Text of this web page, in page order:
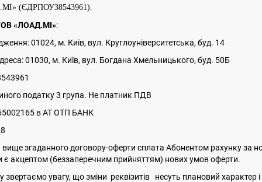
(ЄДРПОУ38543961).
«ЛОАД.МІ»:
01024, м. Київ, вул. Круглоуніверситетська, буд. 14
01030, м. Київ, вул. Богдана Хмельницького, буд. 50Б
податку 3 група. Не платник ПДВ
в АТ ОТП БАНК
вище згаданного договору-оферти сплата Абонентом рахунку за
є акцептом (беззаперечним прийняттям) нових умов оферти.
звертаємо увагу, що зміни реквізитів несуть плановий характер і